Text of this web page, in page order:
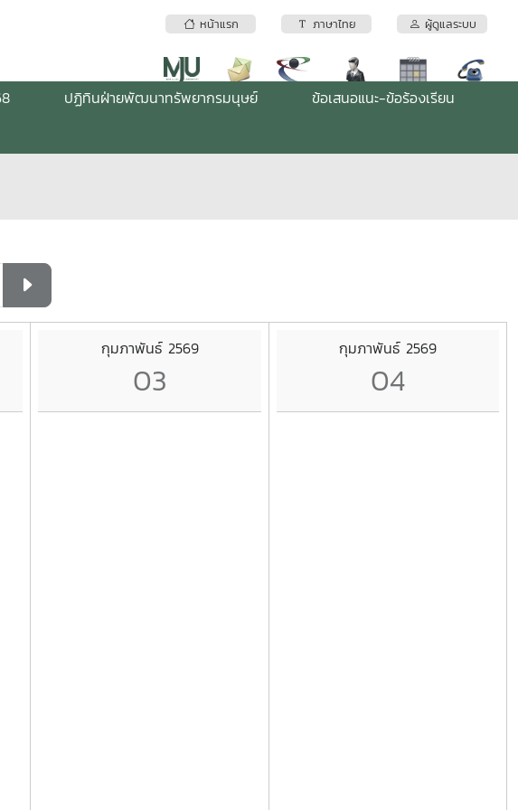
หน้าแรก ภาษาไทย ผู้ดูแลระบบ
ปฏิทินฝ่ายพัฒนาทรัพยากรมนุษย์
ข้อเสนอแนะ-ข้อร้องเรียน
กุมภาพันธ์ 2569
03
กุมภาพันธ์ 2569
04